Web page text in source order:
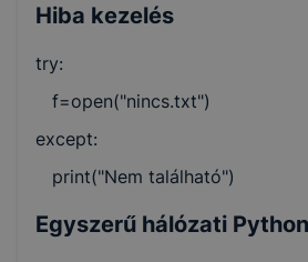
Hiba kezelés
try:
f=open("nincs.txt")
except:
print("Nem található")
Egyszerű hálózati Python